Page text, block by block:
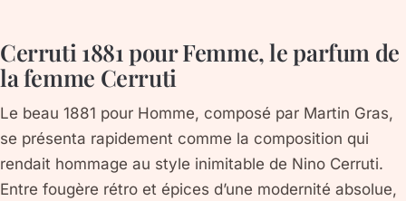
Cerruti 1881 pour Femme, le parfum de
la femme Cerruti
Le beau 1881 pour Homme, composé par Martin Gras,
se présenta rapidement comme la composition qui
rendait hommage au style inimitable de Nino Cerruti.
Entre fougère rétro et épices d’une modernité absolue,